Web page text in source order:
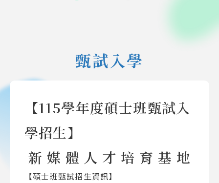
甄試入學
【115學年度碩士班甄試入
學招生】
新 媒 體 人 才 培 育 基 地
【碩士班甄試招生資訊】